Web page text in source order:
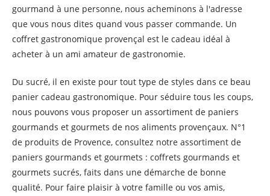
gourmand à une personne, nous acheminons à l'adresse
que vous nous dites quand vous passer commande. Un
coffret gastronomique provençal est le cadeau idéal à
acheter à un ami amateur de gastronomie.
Du sucré, il en existe pour tout type de styles dans ce beau
panier cadeau gastronomique. Pour séduire tous les coups,
nous pouvons vous proposer un assortiment de paniers
gourmands et gourmets de nos aliments provençaux. N°1
de produits de Provence, consultez notre assortiment de
paniers gourmands et gourmets : coffrets gourmands et
gourmets sucrés, faits dans une démarche de bonne
qualité. Pour faire plaisir à votre famille ou vos amis,